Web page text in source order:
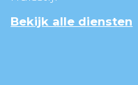
Bekijk alle diensten